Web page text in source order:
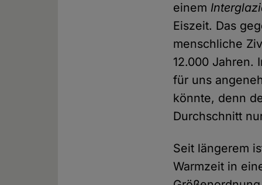
einem
Eiszeit. Das
menschliche
12.000 Jahren.
für uns
könnte, denn
Durchschnitt
Seit längerem
Warmzeit in